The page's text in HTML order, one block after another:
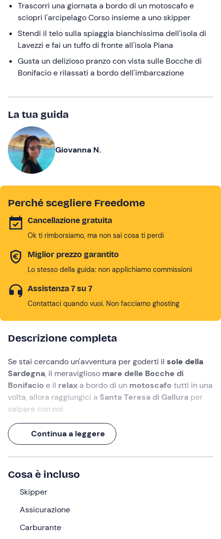
changing
dates.
Trascorri una giornata a bordo di un motoscafo e
sciopri l'arcipelago Corso insieme a uno skipper
Stendi il telo sulla spiaggia bianchissima dell'isola di
Lavezzi e fai un tuffo di fronte all'isola Piana
Gusta un delizioso pranzo con vista sulle Bocche di
Bonifacio e rilassati a bordo dell'imbarcazione
La tua guida
Giovanna N.
Perché scegliere Freedome
Cancellazione gratuita
Ok ti rimborsiamo, ma non sai cosa ti perdi
Miglior prezzo garantito
Lo stesso della guida: non applichiamo commissioni
Assistenza 7 su 7
Contattaci quando vuoi. Non facciamo ghosting
Descrizione completa
Se stai cercando un'avventura per goderti il sole della
Sardegna, il meraviglioso mare delle Bocche di
Bonifacio e il relax a bordo di un motoscafo tutti in una
volta, allora raggiungici a Santa Teresa di Gallura per
salpare con noi.
Potrai rilassarti sulle panche ricoperte da comodi
cuscini in pelle, lasciandoti
cullare dalle onde
Raggiungeremo l'
potremo passeggiare sulla sabbia bianca e nuotare tra
le acque turchesi.
Cosa faremo
Ci troveremo1 ora prima
Continua a leggere
Cosa è incluso
Skipper
Assicurazione
Carburante